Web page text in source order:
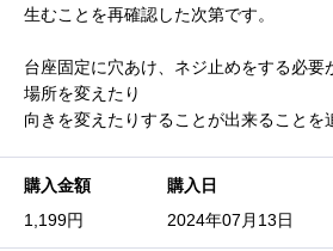
生むことを再確認した次第です。
台座固定に穴あけ、ネジ止めをする必要
場所を変えたり
向きを変えたりすることが出来ることを
購入金額
1,199円
購入日
2024年07月13日